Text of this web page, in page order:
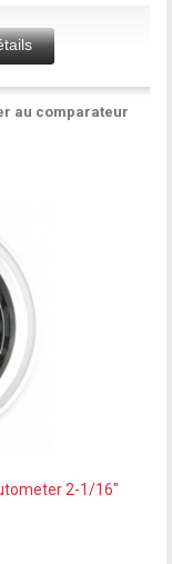
au comparateur
2-1/16"